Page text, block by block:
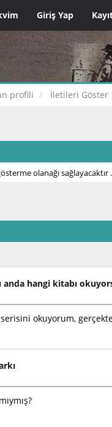
Giriş Yap
profili İletileri Göster
olanağı
anda hangi kitabı
okuyorum,